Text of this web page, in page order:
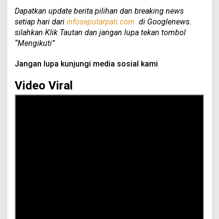
Dapatkan update berita pilihan dan breaking news
setiap hari dari infoseputarpati.com di Googlenews.
silahkan Klik Tautan dan jangan lupa tekan tombol
“Mengikuti”
Jangan lupa kunjungi media sosial kami
Video Viral